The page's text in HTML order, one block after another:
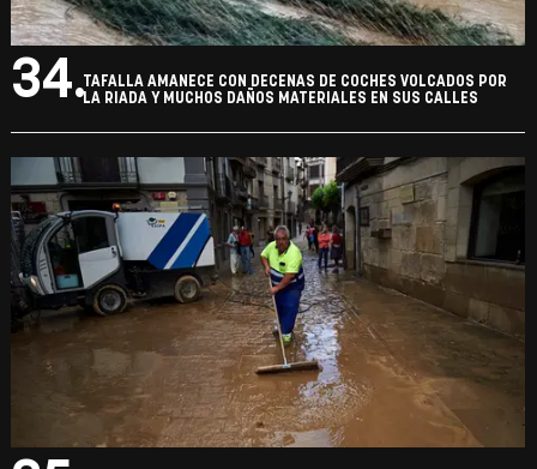
34. TAFALLA AMANECE CON DECENAS DE COCHES VOLCADOS POR
LA RIADA Y MUCHOS DAÑOS MATERIALES EN SUS CALLES